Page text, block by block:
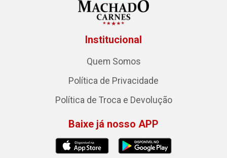
Institucional
Quem Somos
Política de Privacidade
Política de Troca e Devolução
Baixe já nosso APP